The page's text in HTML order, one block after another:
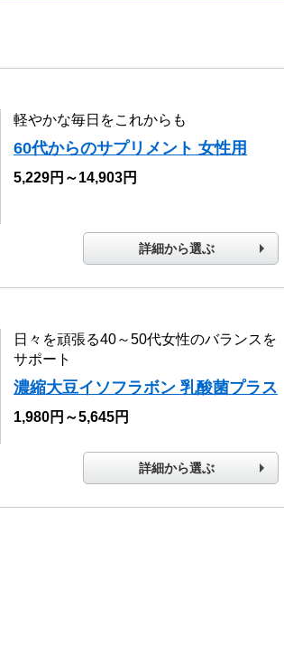
軽やかな毎日をこれからも
60代からのサプリメント 女性用
5,229円～14,903円
詳細から選ぶ
日々を頑張る40～50代女性のバランスを
サポート
濃縮大豆イソフラボン 乳酸菌プラス
1,980円～5,645円
詳細から選ぶ